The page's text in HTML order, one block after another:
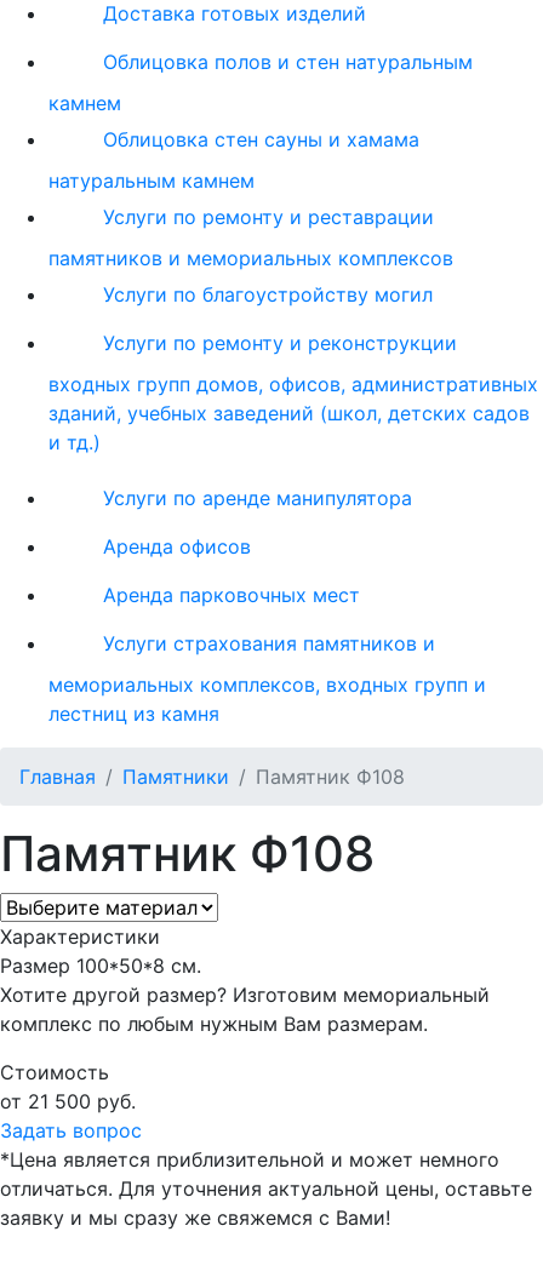
Доставка готовых изделий
Облицовка полов и стен натуральным
камнем
Облицовка стен сауны и хамама
натуральным камнем
Услуги по ремонту и реставрации
памятников и мемориальных комплексов
Услуги по благоустройству могил
Услуги по ремонту и реконструкции
входных групп домов, офисов, административных
зданий, учебных заведений (школ, детских садов
и тд.)
Услуги по аренде манипулятора
Аренда офисов
Аренда парковочных мест
Услуги страхования памятников и
мемориальных комплексов, входных групп и
лестниц из камня
Главная Памятники Памятник Ф108
Памятник Ф108
Характеристики
Размер 100*50*8 см.
Хотите другой размер? Изготовим мемориальный
комплекс по любым нужным Вам размерам.
Стоимость
от 21 500 руб.
Задать вопрос
*Цена является приблизительной и может немного
отличаться. Для уточнения актуальной цены, оставьте
заявку и мы сразу же свяжемся с Вами!